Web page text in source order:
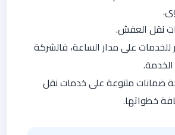
نقل العفش.
للخدمات على مدار الساعة، فالشركة
الخدمة.
ضمانات متنوعة على خدمات نقل
خطواتها.